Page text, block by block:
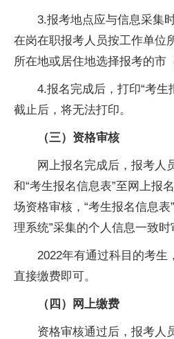
3.报考地点应与信息采集
在岗在职报考人员按工作单位
所在地或居住地选择报考的市
4.报名完成后，打印“考生
截止后，将无法打印。
（三）资格审核
网上报名完成后，报考人
和“考生报名信息表”至网上报
场资格审核，“考生报名信息表
理系统”采集的个人信息一致时
2022年有通过科目的考生
直接缴费即可。
（四）网上缴费
资格审核通过后，报考人